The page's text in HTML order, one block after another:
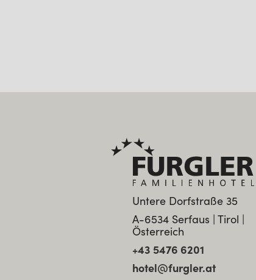
Untere Dorfstraße 35
A-6534 Serfaus | Tirol |
Österreich
+43 5476 6201
hotel@furgler.at